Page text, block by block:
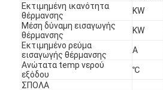
Εκτιμημένη ικανότητα
θέρμανσης
KW
Μέση δύναμη εισαγωγής
θέρμανσης
KW
Εκτιμημένο ρεύμα
εισαγωγής θέρμανσης
Α
Ανώτατα temp νερού
εξόδου
℃
ΣΠΟΛΑ